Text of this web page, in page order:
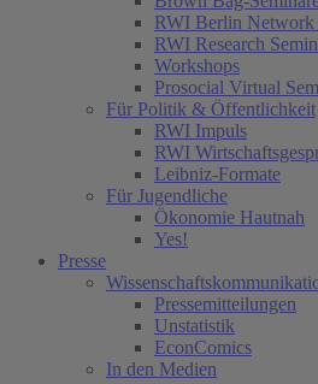
RWI Berlin Network
RWI Research
Workshops
Prosocial Virtual
Für Politik & Öffentlichkeit
RWI Impuls
RWI
Leibniz-Formate
Für Jugendliche
Ökonomie Hautnah
Yes!
Presse
Pressemitteilungen
Unstatistik
EconComics
In den Medien